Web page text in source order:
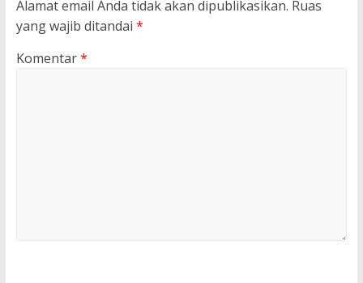
Alamat email Anda tidak akan dipublikasikan. Ruas
yang wajib ditandai *
Komentar*